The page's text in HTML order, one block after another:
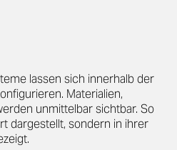
lassen sich innerhalb der
Materialien,
unmittelbar sichtbar. So
dargestellt, sondern in ihrer